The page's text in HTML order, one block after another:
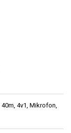
40m, 4v1, Mikrofon,